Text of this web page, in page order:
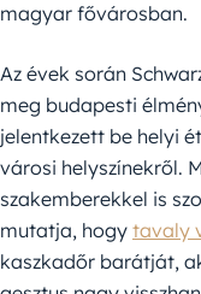
magyar fővárosban.
Az évek során
meg budapesti
jelentkezett be helyi
városi helyszínekről.
szakemberekkel is
mutatja, hogy tavaly
kaszkadőr barátját,